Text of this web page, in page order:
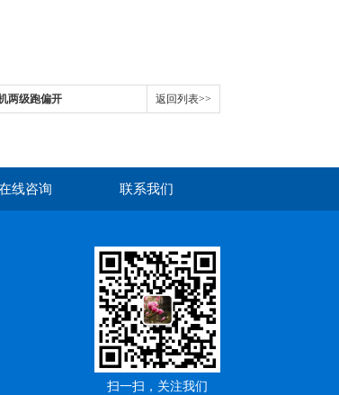
两级跑偏开 返回列表>>
线咨询 联系我们
扫一扫，关注我们